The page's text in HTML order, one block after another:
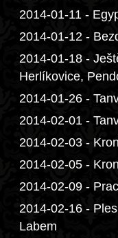
2014-01-11 -
2014-01-12 -
2014-01-18 -
Herlíkovice,
2014-01-26 -
2014-02-01 -
2014-02-03 -
2014-02-05 -
2014-02-09 -
2014-02-16 -
Labem